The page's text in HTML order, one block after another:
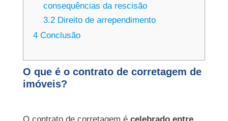
consequências da rescisão
3.2 Direito de arrependimento
4 Conclusão
O que é o contrato de corretagem de
imóveis?
O contrato de corretagem é celebrado entre